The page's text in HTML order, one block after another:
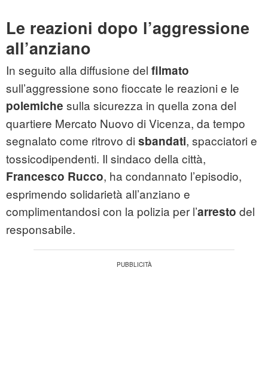
Le reazioni dopo l’aggressione
all’anziano
In seguito alla diffusione del filmato
sull’aggressione sono fioccate le reazioni e le
polemiche sulla sicurezza in quella zona del
quartiere Mercato Nuovo di Vicenza, da tempo
segnalato come ritrovo di sbandati, spacciatori e
tossicodipendenti. Il sindaco della città,
Francesco Rucco, ha condannato l’episodio,
esprimendo solidarietà all’anziano e
complimentandosi con la polizia per l’arresto del
responsabile.